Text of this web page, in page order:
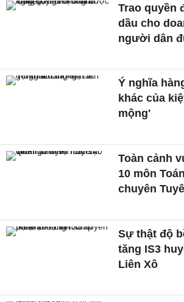
Trao quyền
dầu cho
người dân
Ý nghĩa
khác của
mộng'
Toàn cảnh
10 môn
chuyên
Sự thật độ
tăng IS3
Liên Xô